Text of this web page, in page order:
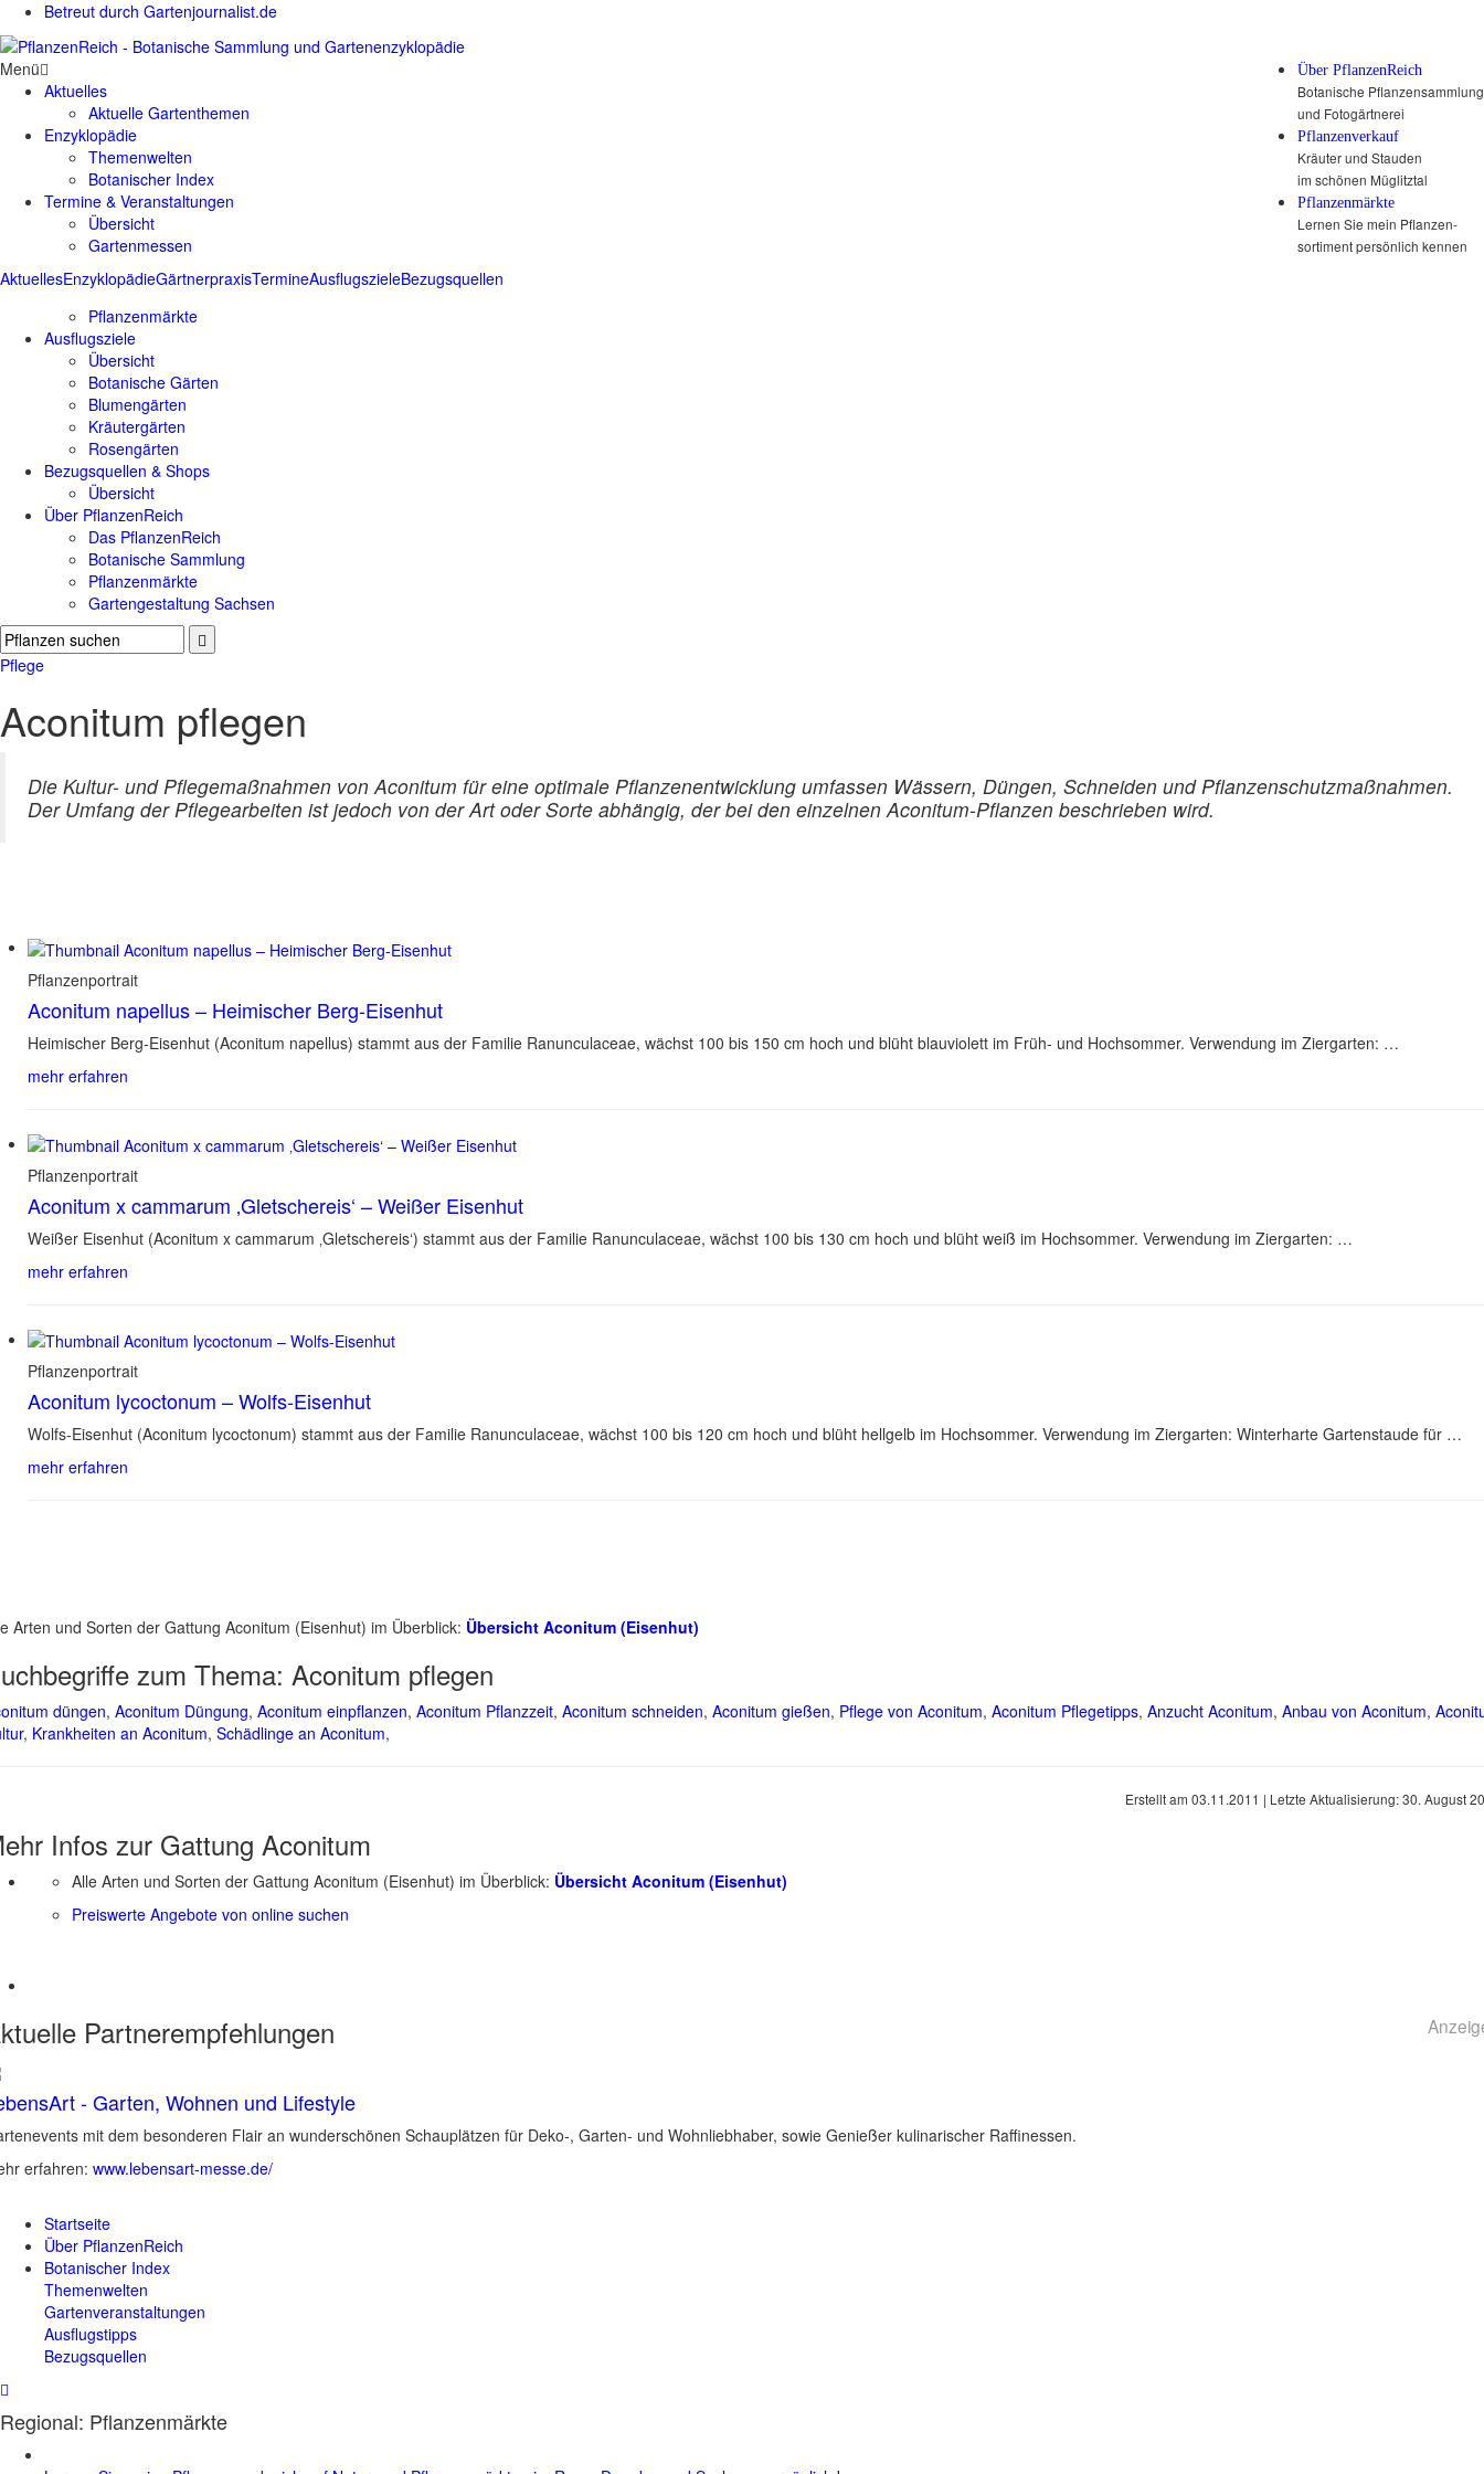
Betreut durch Gartenjournalist.de
Über PflanzenReich
Botanische Pflanzensammlung
und Fotogärtnerei
Pflanzenverkauf
Kräuter und Stauden
im schönen Müglitztal
Pflanzenmärkte
Lernen Sie mein Pflanzen-
sortiment persönlich kennen
AktuellesEnzyklopädieGärtnerpraxisTermineAusflugszieleBezugsquellen
Menü
Aktuelles
Aktuelle Gartenthemen
Enzyklopädie
Themenwelten
Botanischer Index
Termine & Veranstaltungen
Übersicht
Gartenmessen
Pflanzenmärkte
Ausflugsziele
Übersicht
Botanische Gärten
Blumengärten
Kräutergärten
Rosengärten
Bezugsquellen & Shops
Übersicht
Über PflanzenReich
Das PflanzenReich
Botanische Sammlung
Pflanzenmärkte
Gartengestaltung Sachsen
Pflege
Aconitum pflegen
Die Kultur- und Pflegemaßnahmen von Aconitum für eine optimale Pflanzenentwicklung umfassen Wässern, Düngen, Schneiden und Pflanzenschutzmaßnahmen.
Der Umfang der Pflegearbeiten ist jedoch von der Art oder Sorte abhängig, der bei den einzelnen Aconitum-Pflanzen beschrieben wird.
Pflanzenportrait
Aconitum napellus – Heimischer Berg-Eisenhut
Heimischer Berg-Eisenhut (Aconitum napellus) stammt aus der Familie Ranunculaceae, wächst 100 bis 150 cm hoch und blüht blauviolett im Früh- und Hochsommer. Verwendung im Ziergarten: …
mehr erfahren
Pflanzenportrait
Aconitum x cammarum ‚Gletschereis‘ – Weißer Eisenhut
Weißer Eisenhut (Aconitum x cammarum ‚Gletschereis‘) stammt aus der Familie Ranunculaceae, wächst 100 bis 130 cm hoch und blüht weiß im Hochsommer. Verwendung im Ziergarten: …
mehr erfahren
Pflanzenportrait
Aconitum lycoctonum – Wolfs-Eisenhut
Wolfs-Eisenhut (Aconitum lycoctonum) stammt aus der Familie Ranunculaceae, wächst 100 bis 120 cm hoch und blüht hellgelb im Hochsommer. Verwendung im Ziergarten: Winterharte Gartenstaude für …
mehr erfahren
Arten und Sorten der Gattung Aconitum (Eisenhut) im Überblick: Übersicht Aconitum (Eisenhut)
zum Thema: Aconitum pflegen
düngen, Aconitum Düngung, Aconitum einpflanzen, Aconitum Pflanzzeit, Aconitum schneiden, Aconitum gießen, Pflege von Aconitum, Aconitum Pflegetipps, Anzucht Aconitum, Anbau von Aconitum,
, Krankheiten an Aconitum, Schädlinge an Aconitum,
Erstellt am 03.11.2011 | Letzte Aktualisierung:30. August
Infos zur Gattung Aconitum
Alle Arten und Sorten der Gattung Aconitum (Eisenhut) im Überblick: Übersicht Aconitum (Eisenhut)
Preiswerte Angebote von online suchen
Partnerempfehlungen
- Garten, Wohnen und Lifestyle
mit dem besonderen Flair an wunderschönen Schauplätzen für Deko-, Garten- und Wohnliebhaber, sowie Genießer kulinarischer Raffinessen.
erfahren: www.lebensart-messe.de/
Startseite
Über PflanzenReich
Botanischer Index
Themenwelten
Gartenveranstaltungen
Ausflugstipps
Bezugsquellen
Regional: Pflanzenmärkte